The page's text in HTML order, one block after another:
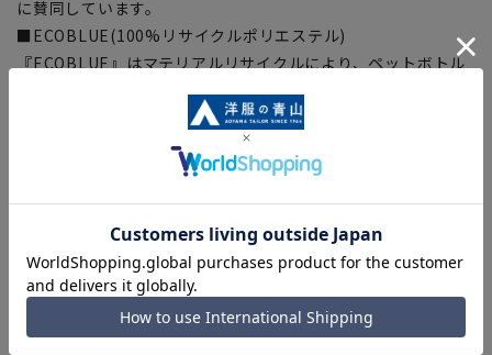
に賛同しています。
■ECOBLUE(100%リサイクルポリエステル)
『ECOBLUE』はマテリアルリサイクルにより、ペットボトル
を繊維へと再生しています。
当製品は裏地の糸の一部に『ECOBLUE』を使用しています。
【シルエット】《標準》 (当社比)
【商品に関するご注意】
■商品画像はサンプルのため、色味やサイズ等の仕様に変更が
ある場合がございますので、予めご了承ください。
■ゆとり感には個人差があります。サイズ表を確認の上、ご購
入の目安としてご利用ください。